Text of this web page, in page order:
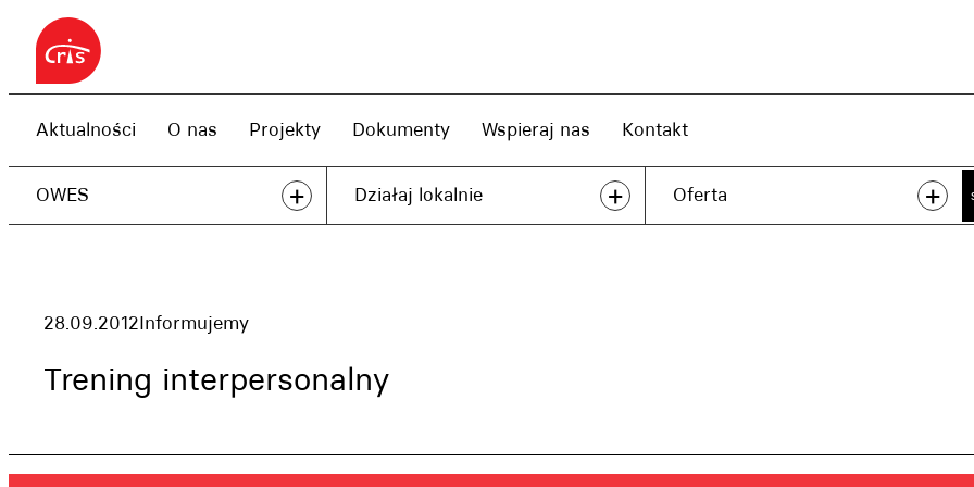
Przejdź
treści
Aktualności O nas Projekty Dokumenty Wspieraj nas Kontakt
OWES + Działaj lokalnie + Oferta +
28.09.2012Informujemy
Trening interpersonalny